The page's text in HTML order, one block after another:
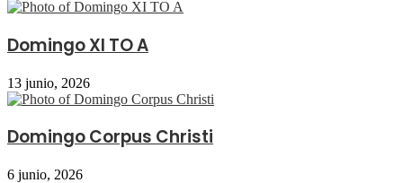
Domingo XI TO A
13 junio, 2026
Domingo Corpus Christi
6 junio, 2026